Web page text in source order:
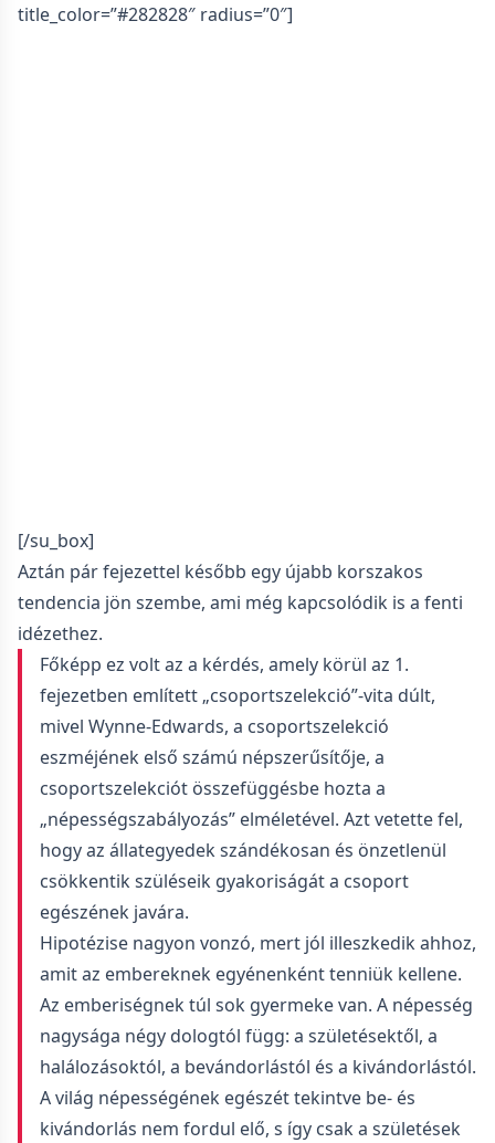
title_color=”#282828″ radius=”0″]
[/su_box]
Aztán pár fejezettel később egy újabb korszakos
tendencia jön szembe, ami még kapcsolódik is a fenti
idézethez.
Főképp ez volt az a kérdés, amely körül az 1.
fejezetben említett „csoportszelekció”-vita dúlt,
mivel Wynne-Edwards, a csoportszelekció
eszméjének első számú népszerűsítője, a
csoportszelekciót összefüggésbe hozta a
„népességszabályozás” elméletével. Azt vetette fel,
hogy az állategyedek szándékosan és önzetlenül
csökkentik szüléseik gyakoriságát a csoport
egészének javára.
Hipotézise nagyon vonzó, mert jól illeszkedik ahhoz,
amit az embereknek egyénenként tenniük kellene.
Az emberiségnek túl sok gyermeke van. A népesség
nagysága négy dologtól függ: a születésektől, a
halálozásoktól, a bevándorlástól és a kivándorlástól.
A világ népességének egészét tekintve be- és
kivándorlás nem fordul elő, s így csak a születések